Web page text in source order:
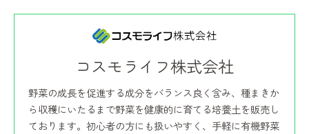
コスモライフ株式会社
野菜の成長を促進する成分をバランス良く含み、種まきか
ら収穫にいたるまで野菜を健康的に育てる培養土を販売し
ております。初心者の方にも扱いやすく、手軽に有機野菜